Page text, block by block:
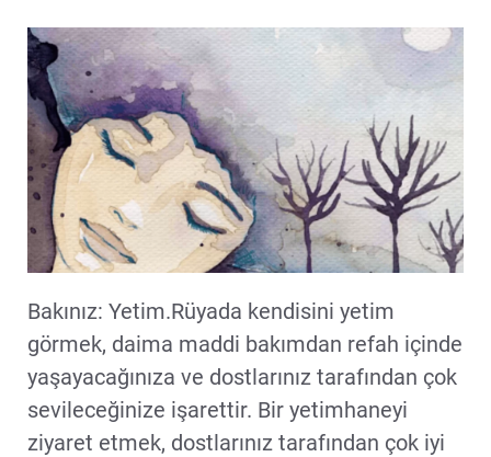
Bakınız: Yetim.Rüyada kendisini yetim
görmek, daima maddi bakımdan refah içinde
yaşayacağınıza ve dostlarınız tarafından çok
sevileceğinize işarettir. Bir yetimhaneyi
ziyaret etmek, dostlarınız tarafından çok iyi